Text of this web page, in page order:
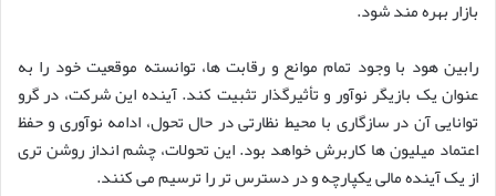
بازار بهره مند شود.
رابین هود با وجود تمام موانع و رقابت ها، توانسته موقعیت خود را به
عنوان یک بازیگر نوآور و تأثیرگذار تثبیت کند. آینده این شرکت، در گرو
توانایی آن در سازگاری با محیط نظارتی در حال تحول، ادامه نوآوری و حفظ
اعتماد میلیون ها کاربرش خواهد بود. این تحولات، چشم انداز روشن تری
از یک آینده مالی یکپارچه و در دسترس تر را ترسیم می کنند.